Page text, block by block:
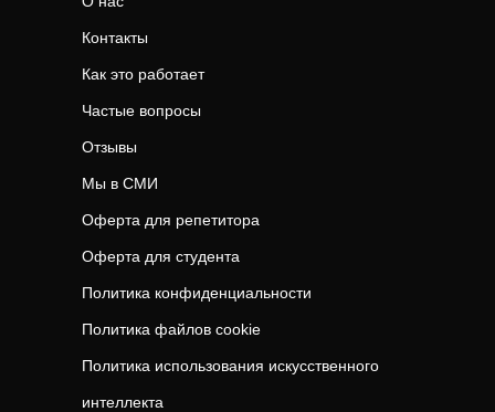
Контакты
Как это работает
Частые вопросы
Отзывы
Мы в СМИ
Оферта для репетитора
Оферта для студента
Политика конфиденциальности
Политика файлов cookie
Политика использования искусственного
интеллекта